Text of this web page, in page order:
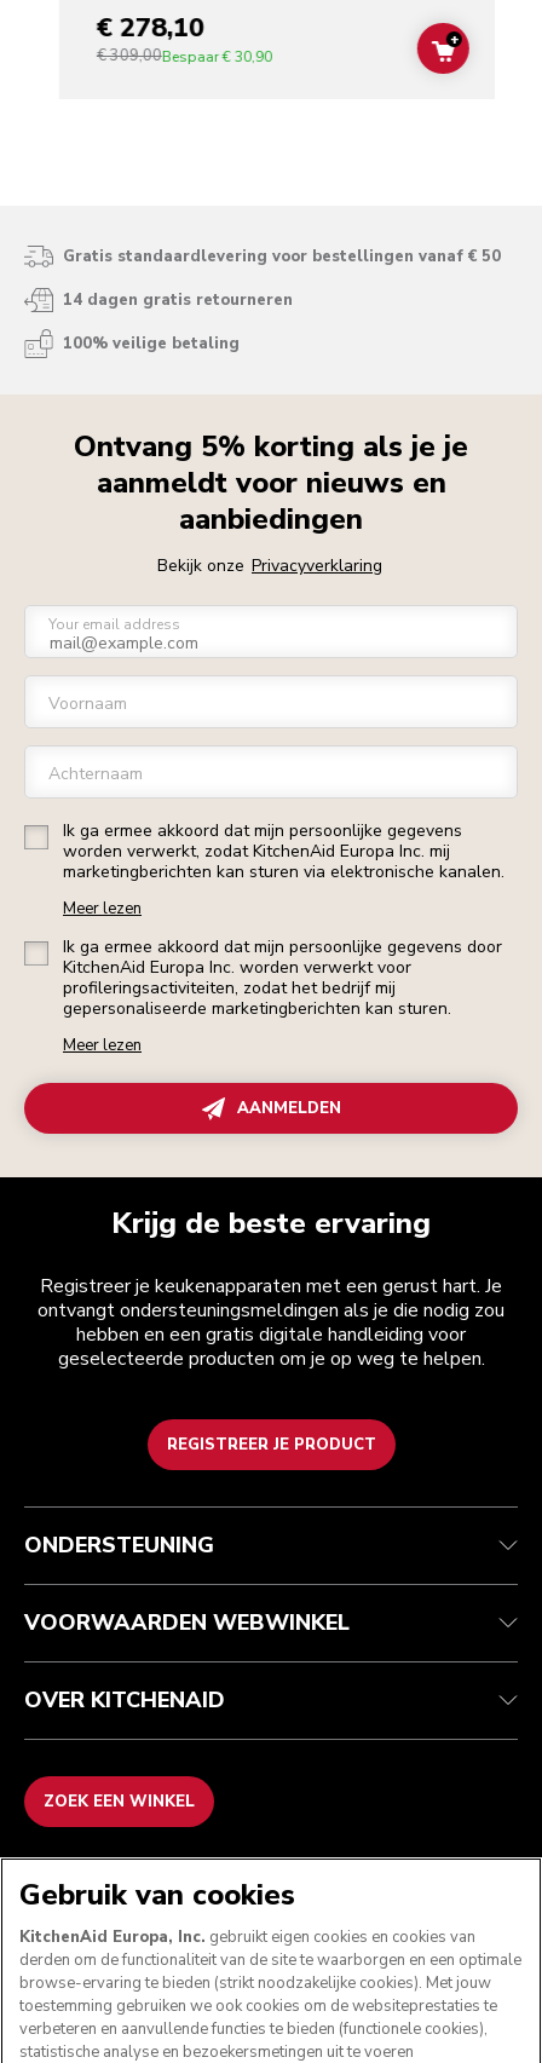
€ 278,10
€ 309,00Bespaar€ 30,90 ADD TO
+
Gratis standaardlevering voor bestellingen vanaf € 50
14 dagen gratis retourneren
100% veilige betaling
Ontvang 5% korting als je je
aanmeldt voor nieuws en
aanbiedingen
Bekijk onze Privacyverklaring
Your email address
Voornaam
Achternaam
Ik ga ermee akkoord dat mijn persoonlijke gegevens
worden verwerkt, zodat KitchenAid Europa Inc. mij
marketingberichten kan sturen via elektronische kanalen.
Meer lezen
Ik ga ermee akkoord dat mijn persoonlijke gegevens door
KitchenAid Europa Inc. worden verwerkt voor
profileringsactiviteiten, zodat het bedrijf mij
gepersonaliseerde marketingberichten kan sturen.
Meer lezen
AANMELDEN
Krijg de beste ervaring
Registreer je keukenapparaten met een gerust hart. Je
ontvangt ondersteuningsmeldingen als je die nodig zou
hebben en een gratis digitale handleiding voor
geselecteerde producten om je op weg te helpen.
REGISTREER JE PRODUCT
Health check
Je bestelling volgen
Garantie en documenten
Veelgestelde vragen
Algemene voorwaarden
Retournering en terugbetaling
Imprint
ODR
Het merk
Zoek een winkel
ONDERSTEUNING
VOORWAARDEN WEBWINKEL
OVER KITCHENAID
ZOEK EEN WINKEL
VOLG ONS
Gebruik van cookies
KitchenAid Europa, Inc. gebruikt eigen cookies en cookies van
derden om de functionaliteit van de site te waarborgen en een optimale
browse-ervaring te bieden (strikt noodzakelijke cookies). Met jouw
toestemming gebruiken we ook cookies om de websiteprestaties te
verbeteren en aanvullende functies te bieden (functionele cookies),
statistische analyse en bezoekersmetingen uit te voeren